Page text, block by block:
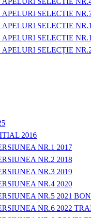
SELECTIE
SELECTIE
SELECTIE
SELECȚIE
2016
NR.1 2017
NR.2 2018
NR.3 2019
NR.4 2020
NR.5 2021
NR.6 2022